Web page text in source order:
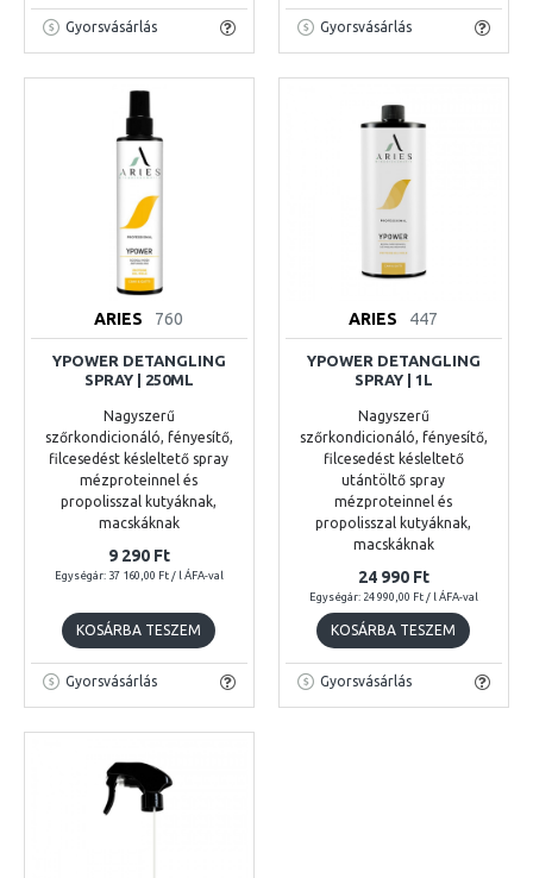
Gyorsvásárlás Gyorsvásárlás
ARIES 760
YPOWER DETANGLING
SPRAY | 250ML
Nagyszerű
szőrkondicionáló, fényesítő,
filcesedést késleltető spray
mézproteinnel és
propolisszal kutyáknak,
macskáknak
9 290 Ft
Egységár: 37 160,00 Ft / l ÁFA-val
KOSÁRBA TESZEM
Gyorsvásárlás
ARIES 447
YPOWER DETANGLING
SPRAY | 1L
Nagyszerű
szőrkondicionáló, fényesítő,
filcesedést késleltető
utántöltő spray
mézproteinnel és
propolisszal kutyáknak,
macskáknak
24 990 Ft
Egységár: 24 990,00 Ft / l ÁFA-val
KOSÁRBA TESZEM
Gyorsvásárlás